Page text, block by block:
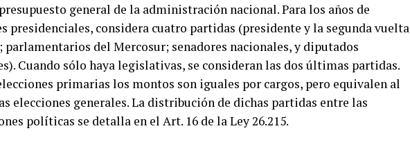
general de la administración nacional. Para los años de
presidenciales, considera cuatro partidas (presidente y la segunda vuelta
parlamentarios del Mercosur; senadores nacionales, y diputados
Cuando sólo haya legislativas, se consideran las dos últimas partidas.
primarias los montos son iguales por cargos, pero equivalen al
elecciones generales. La distribución de dichas partidas entre las
políticas se detalla en el Art. 16 de la Ley 26.215.